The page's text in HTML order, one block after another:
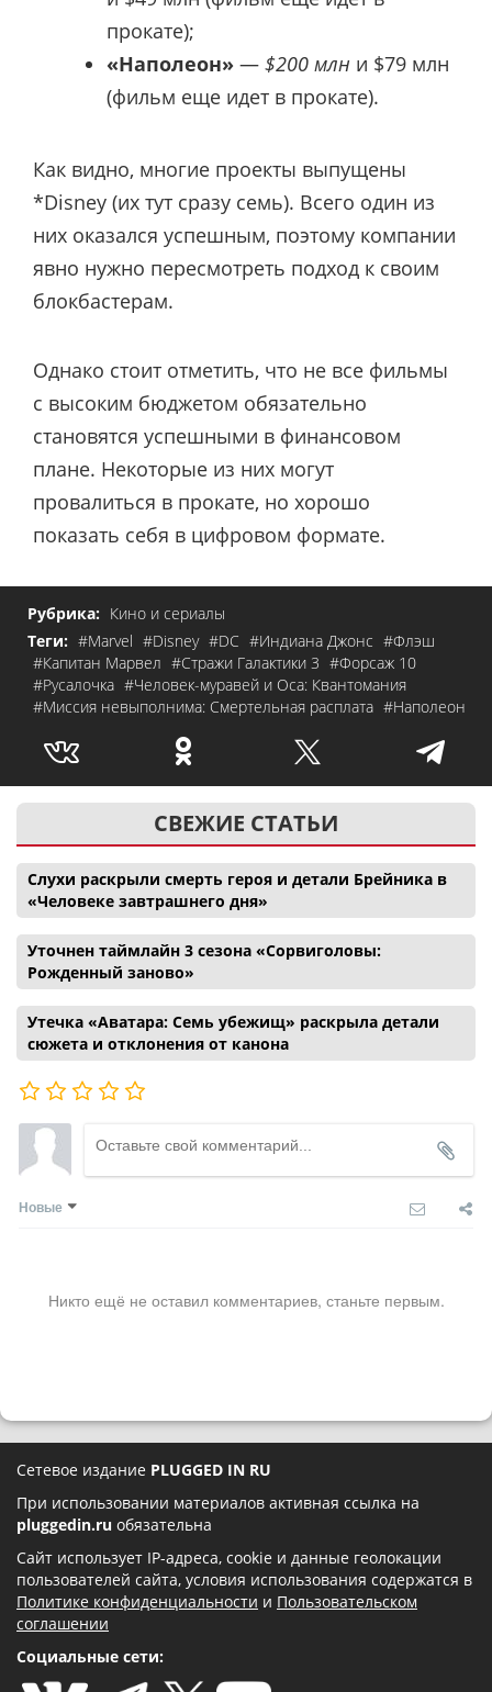
прокате);
«Наполеон» — $200 млн и $79 млн
(фильм еще идет в прокате).
Как видно, многие проекты выпущены
*Disney (их тут сразу семь). Всего один из
них оказался успешным, поэтому компании
явно нужно пересмотреть подход к своим
блокбастерам.
Однако стоит отметить, что не все фильмы
с высоким бюджетом обязательно
становятся успешными в финансовом
плане. Некоторые из них могут
провалиться в прокате, но хорошо
показать себя в цифровом формате.
Рубрика: Кино и сериалы
Теги: #Marvel #Disney #DC #Индиана Джонс #Флэш
#Капитан Марвел #Стражи Галактики 3 #Форсаж 10
#Русалочка #Человек-муравей и Оса: Квантомания
#Миссия невыполнима: Смертельная расплата #Наполеон
СВЕЖИЕ СТАТЬИ
Слухи раскрыли смерть героя и детали Брейника в
«Человеке завтрашнего дня»
Уточнен таймлайн 3 сезона «Сорвиголовы:
Рожденный заново»
Утечка «Аватара: Семь убежищ» раскрыла детали
сюжета и отклонения от канона
Новые
Никто ещё не оставил комментариев, станьте первым.
Сетевое издание PLUGGED IN RU
При использовании материалов активная ссылка на
pluggedin.ru обязательна
Сайт использует IP-адреса, cookie и данные геолокации
пользователей сайта, условия использования содержатся в
Политике конфиденциальности и Пользовательском
соглашении
Социальные сети: